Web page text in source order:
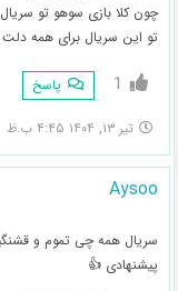
چون کلا بازی سوهو تو
تو این سریال برای همه
1 پاسخ
تیر ۱۳, ۱۴۰۴ ۴:۴۵ ب.ظ
Aysoo
سریال همه چی تموم و
پیشنهادی 👍